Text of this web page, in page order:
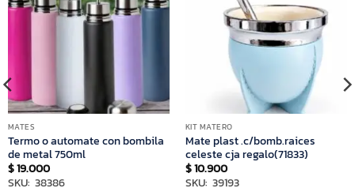
MATES
Termo o automate con bombila
de metal 750ml
$19.000
SKU: 38386
KIT MATERO
Mate plast .c/bomb.raices
celeste cja regalo(71833)
$10.900
SKU: 39193